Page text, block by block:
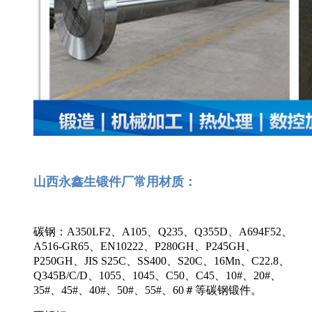
山西永鑫生锻件厂常用材质：
碳钢：A350LF2、A105、Q235、Q355D、A694F52、
A516-GR65、EN10222、P280GH、P245GH、
P250GH、JIS S25C、SS400、S20C、16Mn、C22.8、
Q345B/C/D、1055、1045、C50、C45、10#、20#、
35#、45#、40#、50#、55#、60＃等碳钢锻件。